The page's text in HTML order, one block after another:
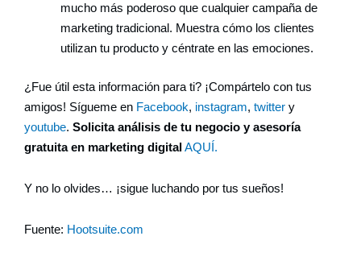
mucho más poderoso que cualquier campaña de
marketing tradicional. Muestra cómo los clientes
utilizan tu producto y céntrate en las emociones.
¿Fue útil esta información para ti? ¡Compártelo con tus
amigos! Sígueme en Facebook, instagram, twitter y
youtube. Solicita análisis de tu negocio y asesoría
gratuita en marketing digitalAQUÍ.
Y no lo olvides… ¡sigue luchando por tus sueños!
Fuente: Hootsuite.com